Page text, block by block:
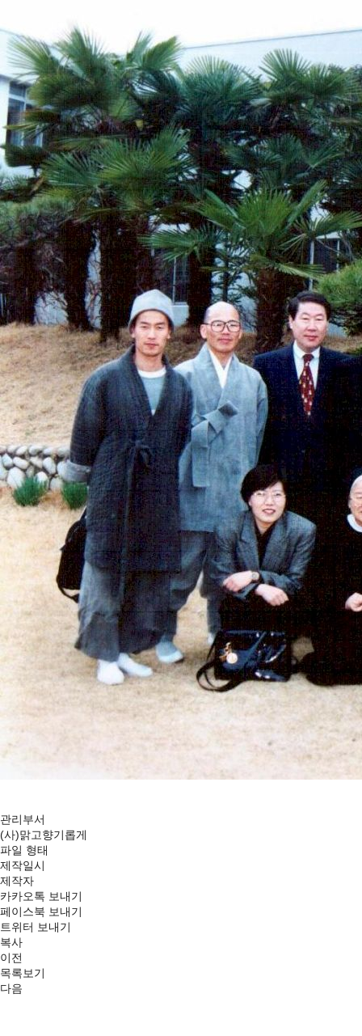
관리부서
(사)맑고향기롭게
파일 형태
제작일시
제작자
카카오톡 보내기
페이스북 보내기
트위터 보내기
복사
이전
목록보기
다음